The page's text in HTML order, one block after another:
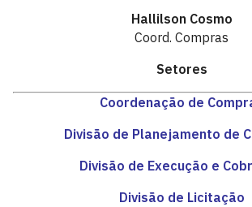
Hallilson Cosmo
Coord. Compras
Setores
Coordenação de
Divisão de Planejamento de
Divisão de Execução e
Divisão de Licitação